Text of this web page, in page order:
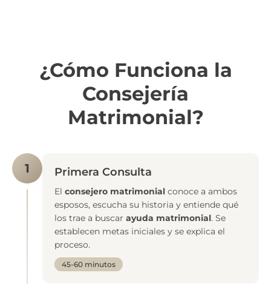
¿Cómo Funciona la
Consejería
Matrimonial?
1 Primera Consulta
El consejero matrimonial conoce a ambos
esposos, escucha su historia y entiende qué
los trae a buscar ayuda matrimonial. Se
establecen metas iniciales y se explica el
proceso.
45-60 minutos